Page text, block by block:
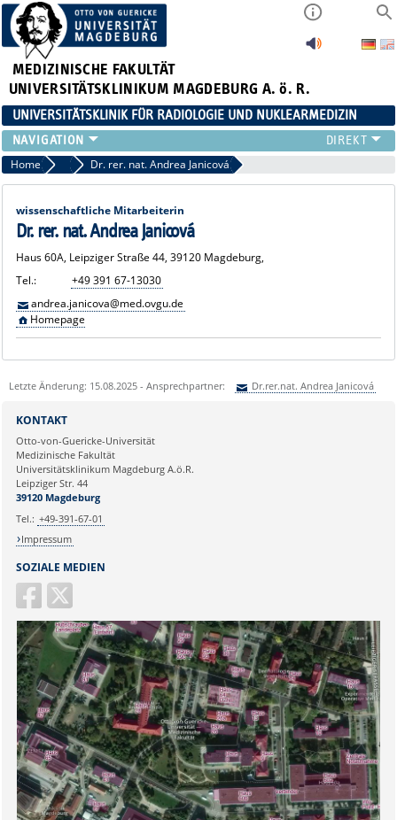
MEDIZINISCHE FAKULTÄT
UNIVERSITÄTSKLINIKUM MAGDEBURG A. ö. R.
UNIVERSITÄTSKLINIK FÜR RADIOLOGIE UND NUKLEARMEDIZIN
RADIOLOGIE
NUKLEARMEDIZIN
MIKROTHERAPIE
TEAM
LEHRE
Home Sekretariate
Dr. rer. nat. Andrea Janicová
wissenschaftliche Mitarbeiterin
Dr. rer. nat. Andrea Janicová
Haus 60A, Leipziger Straße 44, 39120 Magdeburg,
Tel.:
+49 391 67-13030
andrea.janicova@med.ovgu.de
Homepage
Letzte Änderung: 15.08.2025 - Ansprechpartner: Dr.rer.nat. Andrea Janicová
Ihre E-Mailadresse:
Ihr Anliegen:
Sicherheitsabfrage:
SOZIALE MEDIEN
KONTAKT
Otto-von-Guericke-Universität
Medizinische Fakultät
Universitätsklinikum Magdeburg A.ö.R.
Leipziger Str. 44
39120 Magdeburg
Tel.: +49-391-67-01
Impressum